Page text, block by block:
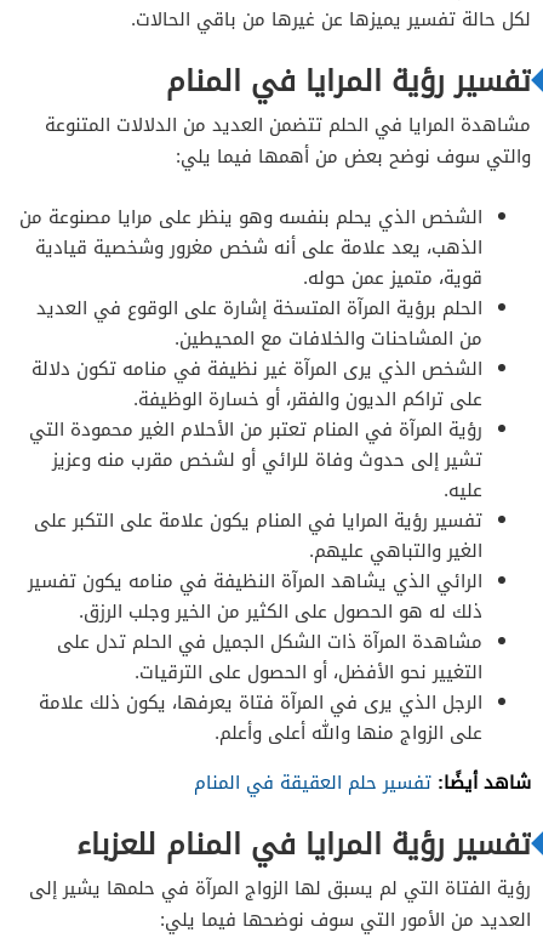
لكل حالة تفسير يميزها عن غيرها من باقي الحالات.
تفسير رؤية المرايا في المنام
مشاهدة المرايا في الحلم تتضمن العديد من الدلالات المتنوعة
والتي سوف نوضح بعض من أهمها فيما يلي:
الشخص الذي يحلم بنفسه وهو ينظر على مرايا مصنوعة من
الذهب، يعد علامة على أنه شخص مغرور وشخصية قيادية
قوية، متميز عمن حوله.
الحلم برؤية المرآة المتسخة إشارة على الوقوع في العديد
من المشاحنات والخلافات مع المحيطين.
الشخص الذي يرى المرآة غير نظيفة في منامه تكون دلالة
على تراكم الديون والفقر، أو خسارة الوظيفة.
رؤية المرآة في المنام تعتبر من الأحلام الغير محمودة التي
تشير إلى حدوث وفاة للرائي أو لشخص مقرب منه وعزيز
عليه.
تفسير رؤية المرايا في المنام يكون علامة على التكبر على
الغير والتباهي عليهم.
الرائي الذي يشاهد المرآة النظيفة في منامه يكون تفسير
ذلك له هو الحصول على الكثير من الخير وجلب الرزق.
مشاهدة المرآة ذات الشكل الجميل في الحلم تدل على
التغيير نحو الأفضل، أو الحصول على الترقيات.
الرجل الذي يرى في المرآة فتاة يعرفها، يكون ذلك علامة
على الزواج منها والله أعلى وأعلم.
شاهد أيضًا: تفسير حلم العقيقة في المنام
تفسير رؤية المرايا في المنام للعزباء
رؤية الفتاة التي لم يسبق لها الزواج المرآة في حلمها يشير إلى
العديد من الأمور التي سوف نوضحها فيما يلي: